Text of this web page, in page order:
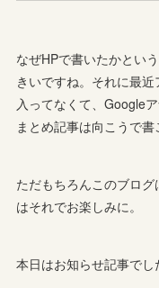
なぜHPで書いたかという
きいですね。それに最
入ってなくて、Google
まとめ記事は向こうで書
ただもちろんこのブロ
はそれでお楽しみに。
本日はお知らせ記事でし